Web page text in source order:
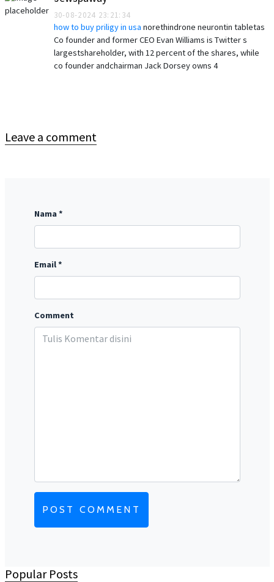
30-08-2024 23:21:34
how to buy priligy in usa norethindrone neurontin tabletas
Co founder and former CEO Evan Williams is Twitter s
largestshareholder, with 12 percent of the shares, while
co founder andchairman Jack Dorsey owns 4
Leave a comment
Nama *
Email *
Comment
Popular Posts